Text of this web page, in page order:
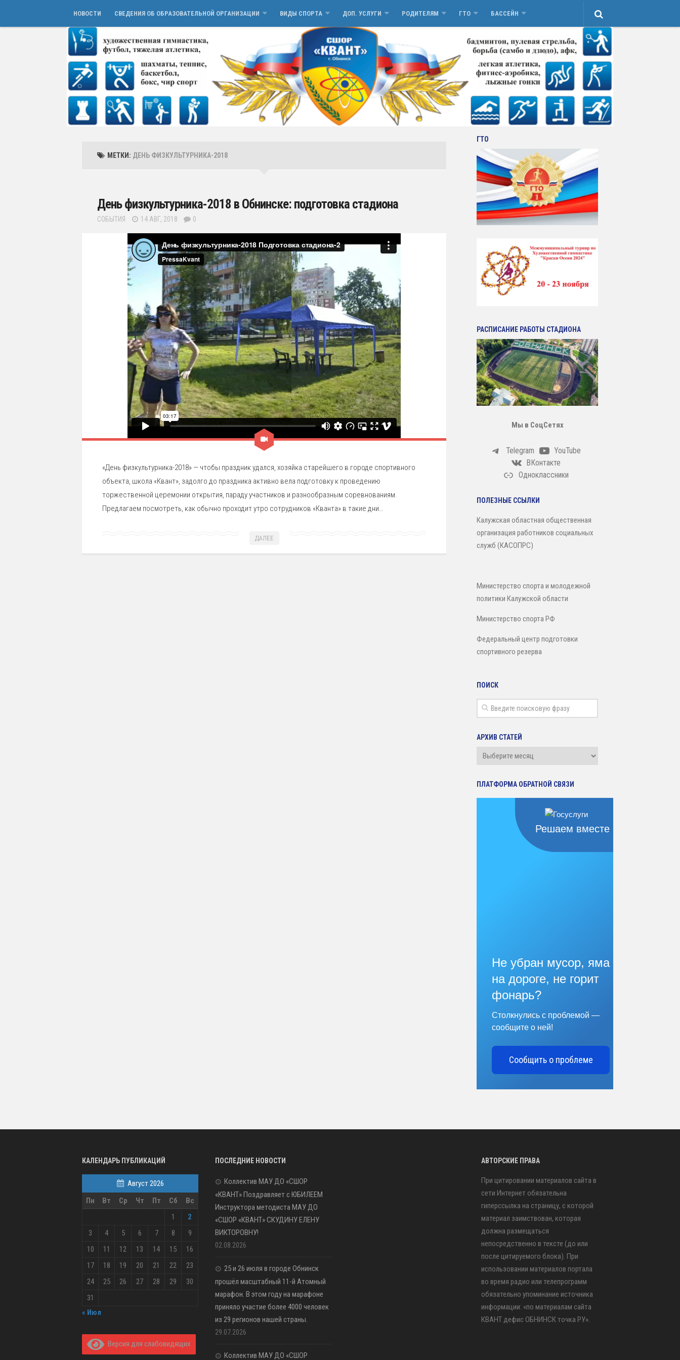
НОВОСТИ СВЕДЕНИЯ ОБ ОБРАЗОВАТЕЛЬНОЙ ОРГАНИЗАЦИИ ВИДЫ СПОРТА ДОП. УСЛУГИ РОДИТЕЛЯМ ГТО БАССЕЙН
МЕТКИ: ДЕНЬ ФИЗКУЛЬТУРНИКА-2018
День физкультурника-2018 в Обнинске: подготовка стадиона
СОБЫТИЯ 14 АВГ, 2018 0
«День физкультурника-2018» — чтобы праздник удался, хозяйка старейшего в городе спортивного
объекта, школа «Квант», задолго до праздника активно вела подготовку к проведению
торжественной церемонии открытия, параду участников и разнообразным соревнованиям.
Предлагаем посмотреть, как обычно проходит утро сотрудников «Кванта» в такие дни…
ДАЛЕЕ
ГТО
РАСПИСАНИЕ РАБОТЫ СТАДИОНА
Мы в СоцСетях
Telegram
YouTube
ВКонтакте
Одноклассники
ПОЛЕЗНЫЕ ССЫЛКИ
Калужская областная общественная
организация работников социальных
служб (КАСОПРС)
Министерство спорта и молодежной
политики Калужской области
Министерство спорта РФ
Федеральный центр подготовки
спортивного резерва
ПОИСК
АРХИВ СТАТЕЙ
Архив
ПЛАТФОРМА ОБРАТНОЙ СВЯЗИ
Решаем вместе
Не убран мусор, яма
на дороге, не горит
фонарь?
Столкнулись с проблемой —
сообщите о ней!
Сообщить о проблеме
КАЛЕНДАРЬ ПУБЛИКАЦИЙ
Август 2026
Пн
Вт Ср Чт Пт Сб
Вс
1
2
3
4 5 6 7 8
9
10
11 12 13 14 15
16
17
18 19 20 21 22
23
24
25 26 27 28 29
30
31
« Июл
Версия для слабовидящих
ПОСЛЕДНИЕ НОВОСТИ
Коллектив МАУ ДО «СШОР
«КВАНТ» Поздравляет с ЮБИЛЕЕМ
Инструктора методиста МАУ ДО
«СШОР «КВАНТ» СКУДИНУ ЕЛЕНУ
ВИКТОРОВНУ!
02.08.2026
25 и 26 июля в городе Обнинск
прошёл масштабный 11-й Атомный
марафон. В этом году на марафоне
приняло участие более 4000 человек
из 29 регионов нашей страны.
29.07.2026
Коллектив МАУ ДО «СШОР
АВТОРСКИЕ ПРАВА
При цитировании материалов сайта в
сети Интернет обязательна
гиперссылка на страницу, с которой
материал заимствован, которая
должна размещаться
непосредственно в тексте (до или
после цитируемого блока). При
использовании материалов портала
во время радио или телепрограмм
обязательно упоминание источника
информации: «по материалам сайта
КВАНТ дефис ОБНИНСК точка РУ».